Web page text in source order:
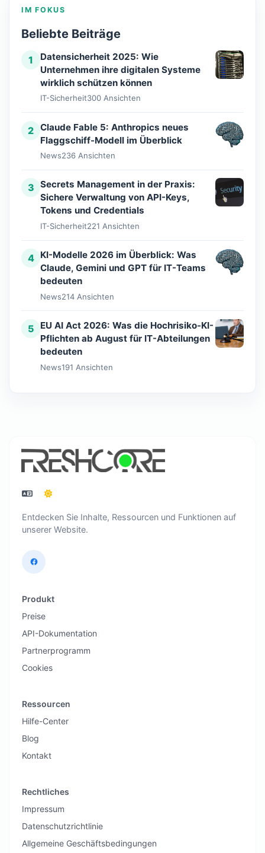
IM FOKUS
Beliebte Beiträge
1
Datensicherheit 2025: Wie
Unternehmen ihre digitalen Systeme
wirklich schützen können
IT-Sicherheit300 Ansichten
2 Claude Fable 5: Anthropics neues
Flaggschiff-Modell im Überblick
News236 Ansichten
3 Secrets Management in der Praxis:
Sichere Verwaltung von API-Keys,
Tokens und Credentials
IT-Sicherheit221 Ansichten
4
KI-Modelle 2026 im Überblick: Was
Claude, Gemini und GPT für IT-Teams
bedeuten
News214 Ansichten
5
EU AI Act 2026: Was die Hochrisiko-KI-
Pflichten ab August für IT-Abteilungen
bedeuten
News191 Ansichten
Entdecken Sie Inhalte, Ressourcen und Funktionen auf
unserer Website.
Produkt
Preise
API-Dokumentation
Partnerprogramm
Cookies
Ressourcen
Hilfe-Center
Blog
Kontakt
Rechtliches
Impressum
Datenschutzrichtlinie
Allgemeine Geschäftsbedingungen